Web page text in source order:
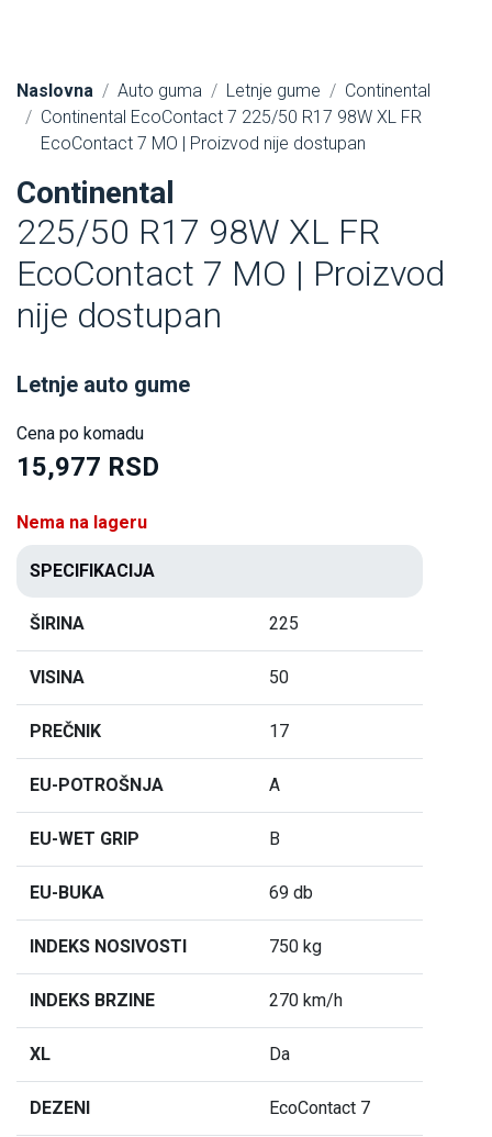
Naslovna Auto guma Letnje gume
Continental
Continental EcoContact 7 225/50 R17 98W XL FR
EcoContact 7 MO | Proizvod nije dostupan
Continental
225/50 R17 98W XL FR
EcoContact 7 MO | Proizvod
nije dostupan
Letnje auto gume
Cena po komadu
15,977 RSD
Nema na lageru
SPECIFIKACIJA
ŠIRINA 225
VISINA 50
PREČNIK 17
EU-POTROŠNJA A
EU-WET GRIP B
EU-BUKA 69 db
INDEKS NOSIVOSTI 750 kg
INDEKS BRZINE 270 km/h
XL Da
DEZENI EcoContact 7